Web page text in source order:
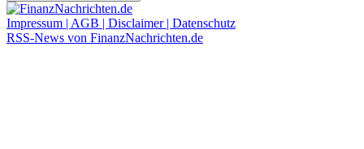
Impressum | AGB | Disclaimer | Datenschutz
RSS-News von FinanzNachrichten.de